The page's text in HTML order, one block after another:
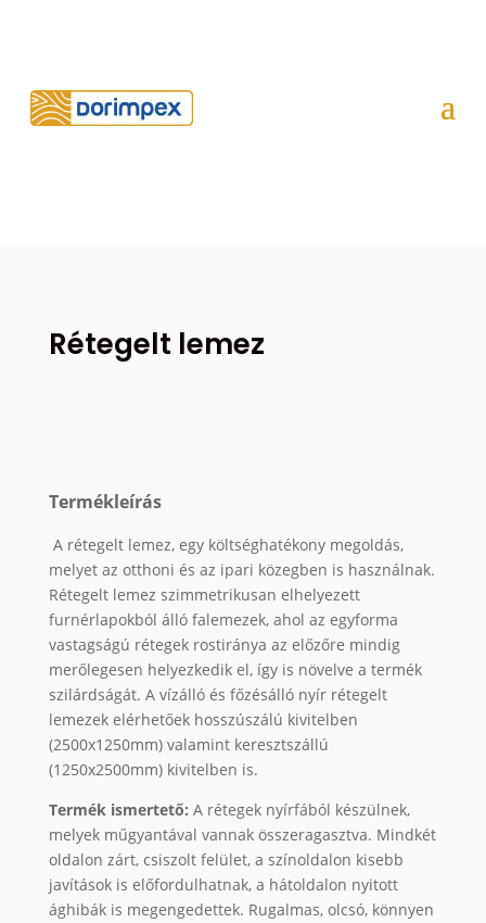
Rétegelt lemez
Termékleírás
A rétegelt lemez, egy költséghatékony megoldás,
melyet az otthoni és az ipari közegben is használnak.
Rétegelt lemez szimmetrikusan elhelyezett
furnérlapokból álló falemezek, ahol az egyforma
vastagságú rétegek rostiránya az előzőre mindig
merőlegesen helyezkedik el, így is növelve a termék
szilárdságát. A vízálló és főzésálló nyír rétegelt
lemezek elérhetőek hosszúszálú kivitelben
(2500x1250mm) valamint keresztszállú
(1250x2500mm) kivitelben is.
Termék ismertető: A rétegek nyírfából készülnek,
melyek műgyantával vannak összeragasztva. Mindkét
oldalon zárt, csiszolt felület, a színoldalon kisebb
javítások is előfordulhatnak, a hátoldalon nyitott
ághibák is megengedettek. Rugalmas, olcsó, könnyen